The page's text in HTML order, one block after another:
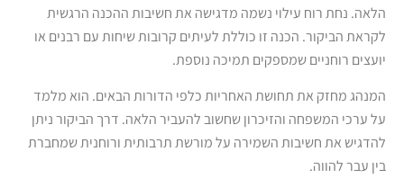
הלאה. נחת רוח עילוי נשמה מדגישה את חשיבות ההכנה הרגשית
לקראת הביקור. הכנה זו כוללת לעיתים קרובות שיחות עם רבנים או
יועצים רוחניים שמספקים תמיכה נוספת.
המנהג מחזק את תחושת האחריות כלפי הדורות הבאים. הוא מלמד
על ערכי המשפחה והזיכרון שחשוב להעביר הלאה. דרך הביקור ניתן
להדגיש את חשיבות השמירה על מורשת תרבותית ורוחנית שמחברת
בין עבר להווה.